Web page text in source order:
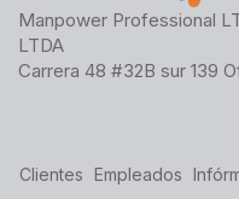
Manpower Professional
LTDA
Carrera 48 #32B sur 139
Clientes Empleados